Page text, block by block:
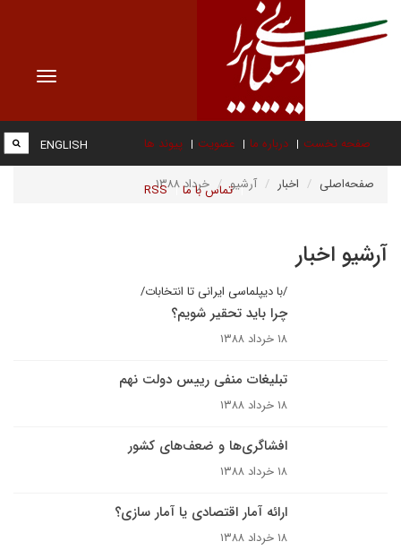
Toggle
صفحه نخست درباره ما عضویت پیوند ها
تماس با ما RSS
ENGLISH
صفحه‌اصلی اخبار آرشیو خرداد ۱۳۸۸
آرشیو اخبار
/با دیپلماسی ایرانی تا انتخابات/
چرا باید تحقیر شویم؟
۱۸ خرداد ۱۳۸۸
تبلیغات منفی رییس دولت نهم
۱۸ خرداد ۱۳۸۸
افشاگری‌ها و ضعف‌های کشور
۱۸ خرداد ۱۳۸۸
ارائه آمار اقتصادی یا آمار سازی؟
۱۸ خرداد ۱۳۸۸